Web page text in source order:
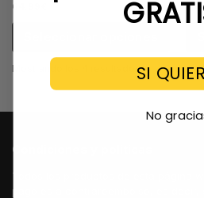
64.99
Mostrando los 4 resultados
Condiciones y politicas
Todos los productos de esta página
pago es a contrareembolso, es decir,
SI
No